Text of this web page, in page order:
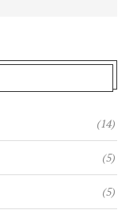
(14)
(5)
(5)